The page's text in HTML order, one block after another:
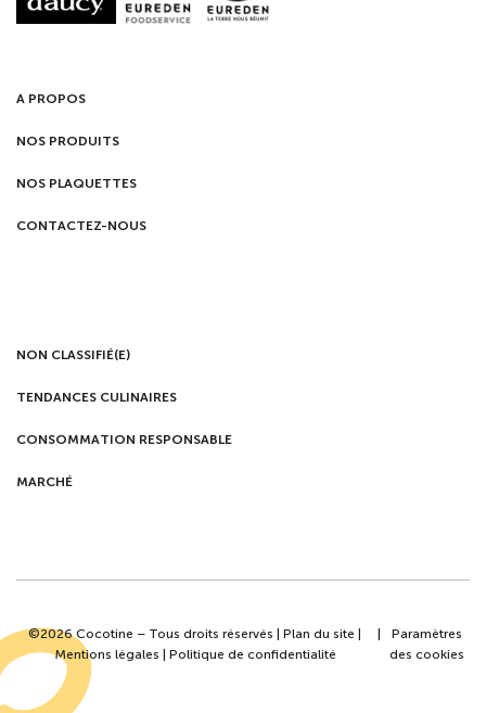
A PROPOS
NOS PRODUITS
NOS PLAQUETTES
CONTACTEZ-NOUS
NON CLASSIFIÉ(E)
TENDANCES CULINAIRES
CONSOMMATION RESPONSABLE
MARCHÉ
©2026 Cocotine – Tous droits réservés |Plan du site
Mentions légales
Politique de confidentialité
Paramètres
des cookies